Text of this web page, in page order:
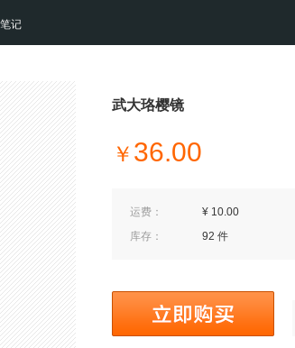
记
武大珞樱镜
￥ 36.00
运费：
¥ 10.00
库存：
92 件